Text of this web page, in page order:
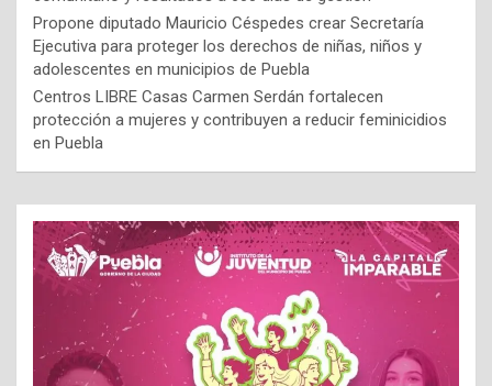
Propone diputado Mauricio Céspedes crear Secretaría
Ejecutiva para proteger los derechos de niñas, niños y
adolescentes en municipios de Puebla
Centros LIBRE Casas Carmen Serdán fortalecen
protección a mujeres y contribuyen a reducir feminicidios
en Puebla